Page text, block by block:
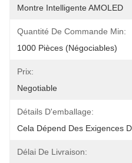
Montre Intelligente AMOLED
Quantité De Commande Min:
1000 Pièces (négociables)
Prix:
Negotiable
Détails D'emballage:
Cela Dépend Des Exigences
Délai De Livraison: